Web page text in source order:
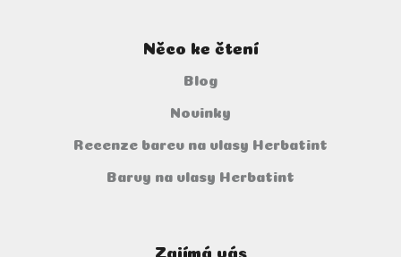
Něco ke čtení
Blog
Novinky
Recenze barev na vlasy Herbatint
Barvy na vlasy Herbatint
Zajímá vás